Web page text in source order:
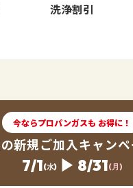
洗浄割引
今ならプロパンガスも お得に！
新規ご加入キャンペ
7/1(水) ▶ 8/31(月)